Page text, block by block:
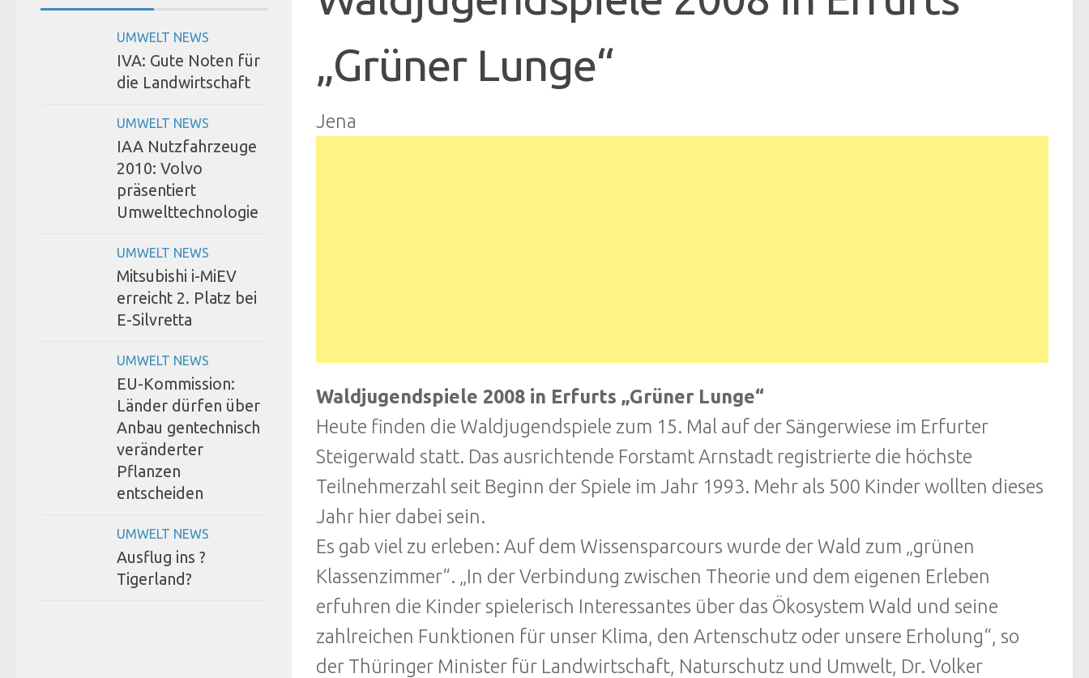
„Grüner Lunge“
Jena
Waldjugendspiele 2008 in Erfurts „Grüner Lunge“
Heute finden die Waldjugendspiele zum 15. Mal auf der Sängerwiese im Erfurter
Steigerwald statt. Das ausrichtende Forstamt Arnstadt registrierte die höchste
Teilnehmerzahl seit Beginn der Spiele im Jahr 1993. Mehr als 500 Kinder wollten dieses
Jahr hier dabei sein.
Es gab viel zu erleben: Auf dem Wissensparcours wurde der Wald zum „grünen
Klassenzimmer“. „In der Verbindung zwischen Theorie und dem eigenen Erleben
erfuhren die Kinder spielerisch Interessantes über das Ökosystem Wald und seine
zahlreichen Funktionen für unser Klima, den Artenschutz oder unsere Erholung“, so
der Thüringer Minister für Landwirtschaft, Naturschutz und Umwelt, Dr. Volker
UMWELT NEWS
IVA: Gute Noten für
die Landwirtschaft
UMWELT NEWS
IAA Nutzfahrzeuge
2010: Volvo
präsentiert
Umwelttechnologie
UMWELT NEWS
Mitsubishi i-MiEV
erreicht 2. Platz bei
E-Silvretta
UMWELT NEWS
EU-Kommission:
Länder dürfen über
Anbau gentechnisch
veränderter
Pflanzen
entscheiden
UMWELT NEWS
Ausflug ins ?
Tigerland?